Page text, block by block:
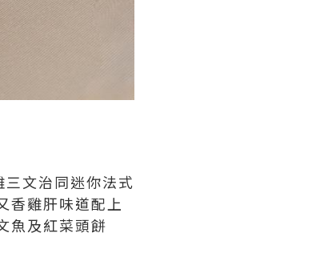
文治同迷你法式
香雞肝味道配上
魚及紅菜頭餅